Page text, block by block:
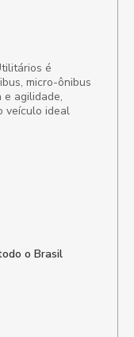
é
micro-ônibus
e agilidade,
veículo ideal
o Brasil